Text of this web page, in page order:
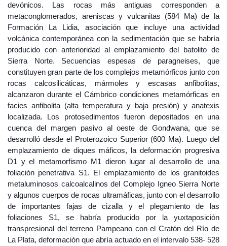
devónicos. Las rocas más antiguas corresponden a
metaconglomerados, areniscas y vulcanitas (584 Ma) de la
Formación La Lidia, asociación que incluye una actividad
volcánica contemporánea con la sedimentación que se habría
producido con anterioridad al emplazamiento del batolito de
Sierra Norte. Secuencias espesas de paragneises, que
constituyen gran parte de los complejos metamórficos junto con
rocas calcosilicáticas, mármoles y escasas anfibolitas,
alcanzaron durante el Cámbrico condiciones metamórficas en
facies anfibolita (alta temperatura y baja presión) y anatexis
localizada. Los protosedimentos fueron depositados en una
cuenca del margen pasivo al oeste de Gondwana, que se
desarrolló desde el Proterozoico Superior (600 Ma). Luego del
emplazamiento de diques máficos, la deformación progresiva
D1 y el metamorfismo M1 dieron lugar al desarrollo de una
foliación penetrativa S1. El emplazamiento de los granitoides
metaluminosos calcoalcalinos del Complejo Igneo Sierra Norte
y algunos cuerpos de rocas ultramáficas, junto con el desarrollo
de importantes fajas de cizalla y el plegamiento de las
foliaciones S1, se habría producido por la yuxtaposición
transpresional del terreno Pampeano con el Cratón del Río de
La Plata, deformación que abría actuado en el intervalo 538- 528